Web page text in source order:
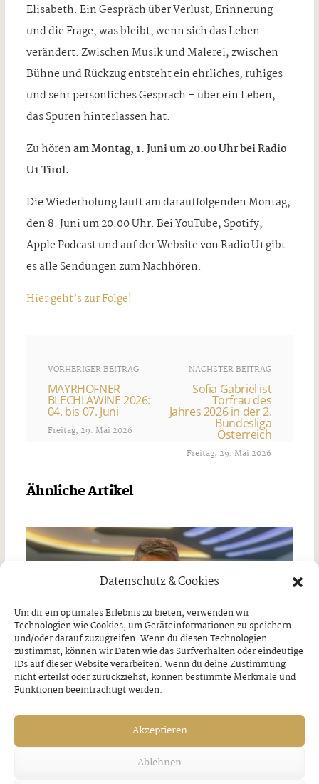
Datenschutz & Cookies
Um dir ein optimales Erlebnis zu bieten, verwenden wir
Technologien wie Cookies, um Geräteinformationen zu speichern
und/oder darauf zuzugreifen. Wenn du diesen Technologien
zustimmst, können wir Daten wie das Surfverhalten oder eindeutige
IDs auf dieser Website verarbeiten. Wenn du deine Zustimmung
nicht erteilst oder zurückziehst, können bestimmte Merkmale und
Funktionen beeinträchtigt werden.
Akzeptieren
Ablehnen
Elisabeth. Ein Gespräch über Verlust, Erinnerung
und die Frage, was bleibt, wenn sich das Leben
verändert. Zwischen Musik und Malerei, zwischen
Bühne und Rückzug entsteht ein ehrliches, ruhiges
und sehr persönliches Gespräch – über ein Leben,
das Spuren hinterlassen hat.
Zu hörenam Montag, 1. Juni um 20.00 Uhr bei Radio
U1 Tirol.
Die Wiederholung läuft am darauffolgenden Montag,
den 8. Juni um 20.00 Uhr. Bei YouTube, Spotify,
Apple Podcast und auf der Website von Radio U1 gibt
es alle Sendungen zum Nachhören.
Hier geht’s zur Folge!
VORHERIGER BEITRAG
MAYRHOFNER
BLECHLAWINE 2026:
04. bis 07. Juni
Freitag, 29. Mai 2026
NÄCHSTER BEITRAG
Sofia Gabriel ist
Torfrau des
Jahres 2026 in der 2.
Bundesliga
Österreich
Freitag, 29. Mai 2026
Ähnliche Artikel